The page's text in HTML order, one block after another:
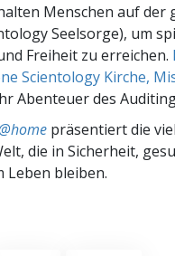
Menschen auf der
Seelsorge), um
Freiheit zu erreichen.
Scientology Kirche,
Abenteuer des
präsentiert die
die in Sicherheit,
Leben bleiben.